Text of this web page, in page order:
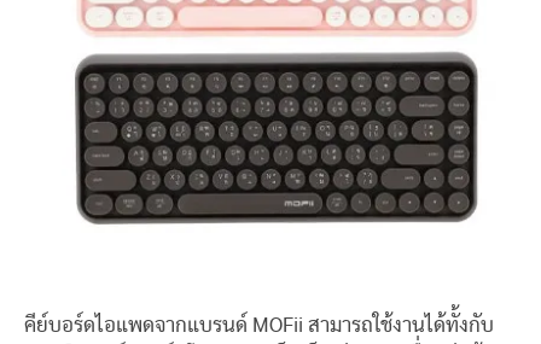
คีย์บอร์ดไอแพดจากแบรนด์ MOFii สามารถใช้งานได้ทั้งกับ